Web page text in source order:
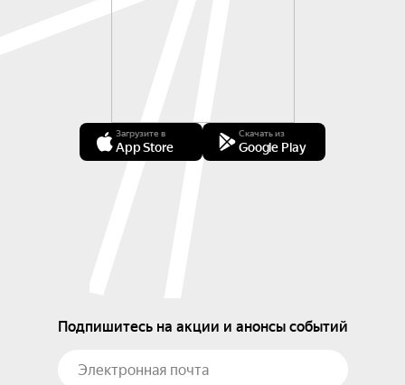
Загрузите в
App Store
Скачать из
Google Play
Подпишитесь на акции и анонсы событий